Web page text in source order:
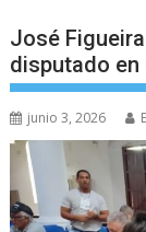
José
disputado en
junio 3, 2026